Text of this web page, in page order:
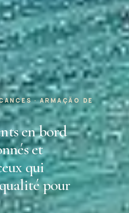
· ARMAÇÃO DE
en bord
et
qui
pour